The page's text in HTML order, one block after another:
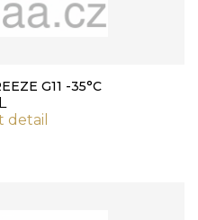
G11 -35°C
detail